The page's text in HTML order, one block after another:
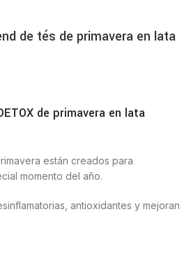
de tés de primavera en lata
de primavera en lata
están creados para
momento del año.
antioxidantes y mejoran